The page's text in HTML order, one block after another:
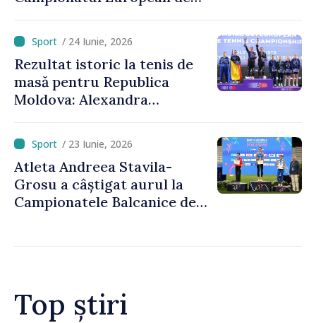
devenit campioană
europeană/ 24 Iunie, 2026
Rezultat istoric la tenis de
masă pentru Republica
Moldova: Alexandra
de bronz la Campionatele
Europene/ 23 Iunie, 2026
Atleta Andreea Stavila-
Grosu a câștigat aurul la
Campionatele Balcanice de
Top știri